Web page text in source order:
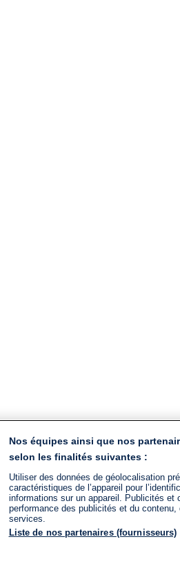
Nos équipes ainsi que nos
selon les finalités suivantes :
Utiliser des données de géolocalisation
caractéristiques de l’appareil pour
informations sur un appareil. Publicités et
performance des publicités et du contenu,
services.
Liste de nos partenaires (fournisseurs)